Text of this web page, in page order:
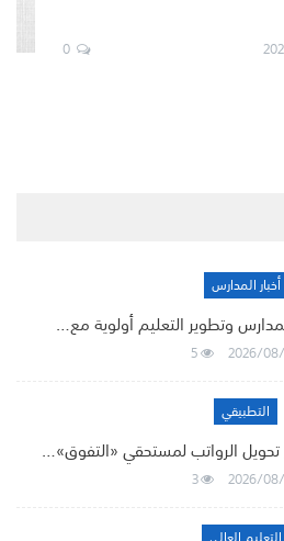
0
أخبار المدارس
وتطوير التعليم أولوية مع…
2026/
5
التطبيقي
الرواتب لمستحقي «التفوق»…
2026/
3